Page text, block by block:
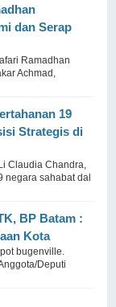
dan Serap
Ramadhan
Achmad,
19
Strategis di
Claudia Chandra,
negara sahabat dal
BP Batam :
Kota
bugenville.
Deputi